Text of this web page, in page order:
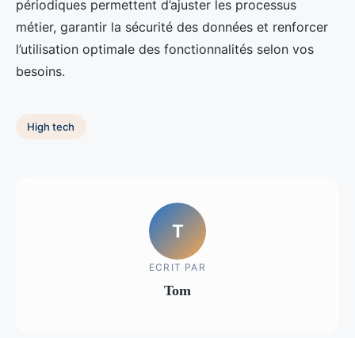
périodiques permettent d’ajuster les processus
métier, garantir la sécurité des données et renforcer
l’utilisation optimale des fonctionnalités selon vos
besoins.
High tech
T
ECRIT PAR
Tom